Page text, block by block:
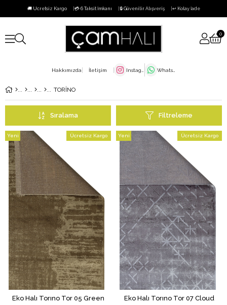
🚚 Ücretsiz Kargo 💳 6 Taksit İmkanı 🔒 Güvenilir Alışveriş ↩️ Kolay İade
0
Hakkımızda İletişim
TORİNO
Filtreleme
Sıralama
Eko Halı Torıno Tor 05 Green
Ücretsiz Kargo
Yeni
Ürün
Eko Halı Torıno Tor 07 Cloud
Ücretsiz Kargo
Yeni